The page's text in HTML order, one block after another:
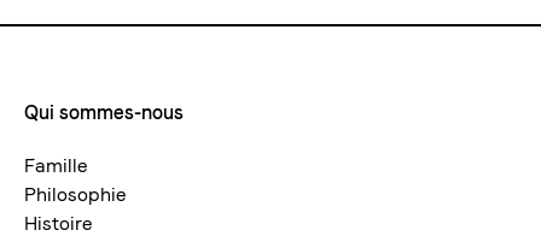
Footermenue-
neu
Qui sommes-nous
Famille
Philosophie
Histoire